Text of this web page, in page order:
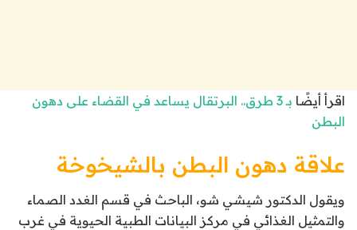
اقرأ أيضًا
بـ 3 طرق.. البرتقال يساعد في القضاء على دهون
البطن
علاقة دهون البطن بالشيخوخة
ويقول الدكتور شيشي شو، الباحث في قسم الغدد الصماء
والتمثيل الغذائي في مركز البيانات الطبية الحيوية في غرب